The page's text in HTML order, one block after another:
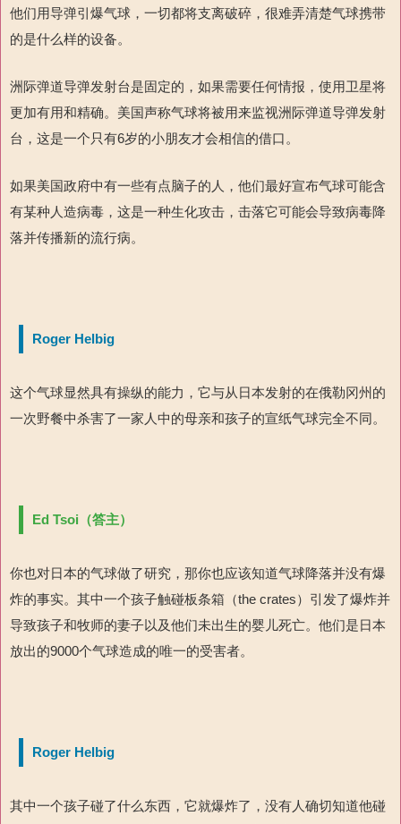
他们用导弹引爆气球，一切都将支离破碎，很难弄清楚气球携带
的是什么样的设备。
洲际弹道导弹发射台是固定的，如果需要任何情报，使用卫星将
更加有用和精确。美国声称气球将被用来监视洲际弹道导弹发射
台，这是一个只有6岁的小朋友才会相信的借口。
如果美国政府中有一些有点脑子的人，他们最好宣布气球可能含
有某种人造病毒，这是一种生化攻击，击落它可能会导致病毒降
落并传播新的流行病。
Roger Helbig
这个气球显然具有操纵的能力，它与从日本发射的在俄勒冈州的
一次野餐中杀害了一家人中的母亲和孩子的宣纸气球完全不同。
Ed Tsoi（答主）
你也对日本的气球做了研究，那你也应该知道气球降落并没有爆
炸的事实。其中一个孩子触碰板条箱（the crates）引发了爆炸并
导致孩子和牧师的妻子以及他们未出生的婴儿死亡。他们是日本
放出的9000个气球造成的唯一的受害者。
Roger Helbig
其中一个孩子碰了什么东西，它就爆炸了，没有人确切知道他碰